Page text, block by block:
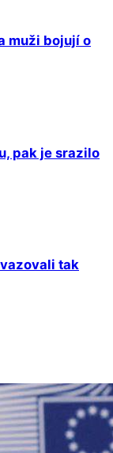
muži bojují o
pak je srazilo
tak